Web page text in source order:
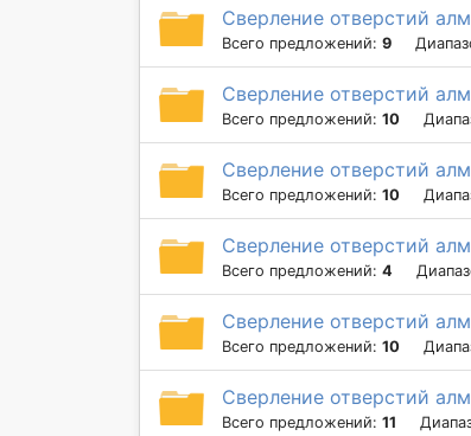
Сверление отверстий
Всего предложений: 9
Сверление отверстий
Всего предложений: 10
Сверление отверстий
Всего предложений: 10
Сверление отверстий
Всего предложений: 4
Сверление отверстий
Всего предложений: 10
Сверление отверстий
Всего предложений: 11